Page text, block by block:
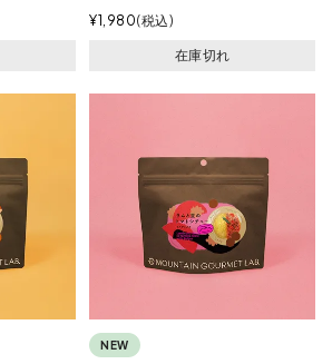
¥1,980 税込
在庫切れ
NEW